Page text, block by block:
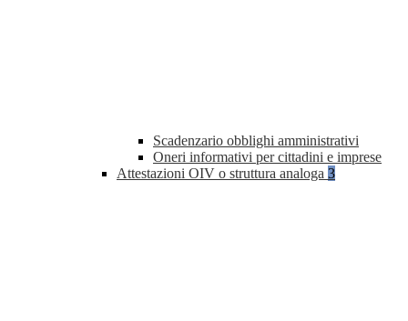
Scadenzario obblighi amministrativi
Oneri informativi per cittadini e imprese
Attestazioni OIV o struttura analoga 3